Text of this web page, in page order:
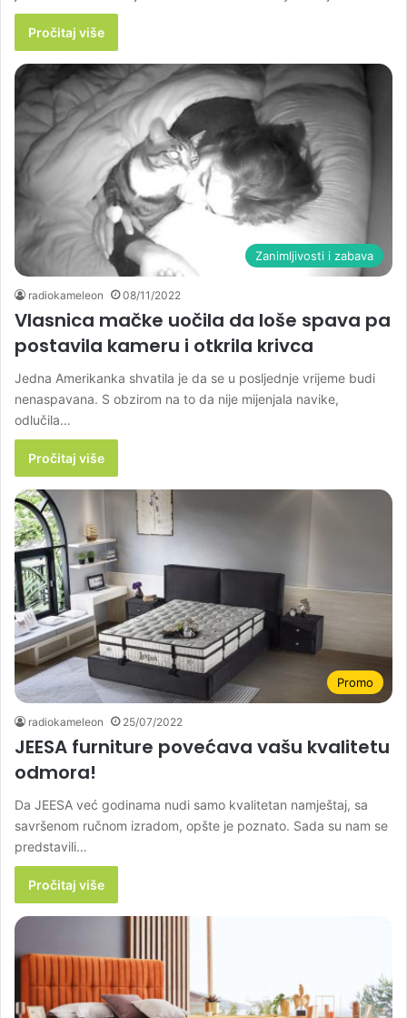
Pročitaj više
Zanimljivosti i zabava
radiokameleon 08/11/2022
Vlasnica mačke uočila da loše spava pa
postavila kameru i otkrila krivca
Jedna Amerikanka shvatila je da se u posljednje vrijeme budi
nenaspavana. S obzirom na to da nije mijenjala navike,
odlučila…
Pročitaj više
Promo
radiokameleon 25/07/2022
JEESA furniture povećava vašu kvalitetu
odmora!
Da JEESA već godinama nudi samo kvalitetan namještaj, sa
savršenom ručnom izradom, opšte je poznato. Sada su nam se
predstavili…
Pročitaj više